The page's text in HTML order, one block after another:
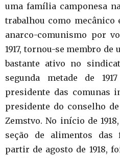
uma família camponesa
trabalhou como mecânico
anarco-comunismo por
1917, tornou-se membro
bastante ativo no
segunda metade de
presidente das comunas
presidente do conselho
Zemstvo. No início de
seção de alimentos das
partir de agosto de 1918,